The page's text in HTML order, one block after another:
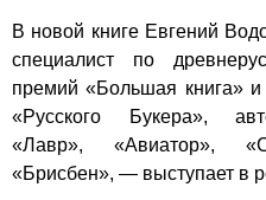
В новой книге Евгений
специалист по
премий «Большая книга»
«Русского Букера»,
«Лавр», «Авиатор»,
«Брисбен», — выступает в